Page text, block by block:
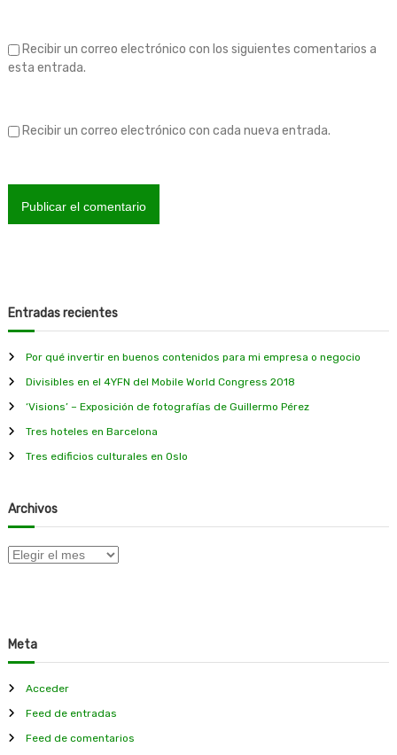
a
s
Recibir un correo electrónico con los siguientes comentarios a
esta entrada.
Recibir un correo electrónico con cada nueva entrada.
Entradas recientes
Por qué invertir en buenos contenidos para mi empresa o negocio
Divisibles en el 4YFN del Mobile World Congress 2018
‘Visions’ – Exposición de fotografías de Guillermo Pérez
Tres hoteles en Barcelona
Tres edificios culturales en Oslo
Archivos
A
v
o
s
Meta
Acceder
Feed de entradas
Feed de comentarios